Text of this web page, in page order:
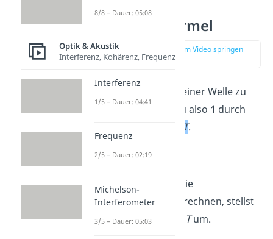
Frequenz Formel
zur Stelle im Video springen
(00:49)
einer Welle zu
berechnen, teilst du also 1 durch
T.
Möchtest du aber die
Periodendauer
ausrechnen, stellst
du die Formel nach Tum.
8/8 – Dauer: 05:08
Optik & Akustik
Interferenz, Kohärenz, Frequenz
Interferenz
1/5 – Dauer: 04:41
Frequenz
2/5 – Dauer: 02:19
Michelson-
Interferometer
3/5 – Dauer: 05:03